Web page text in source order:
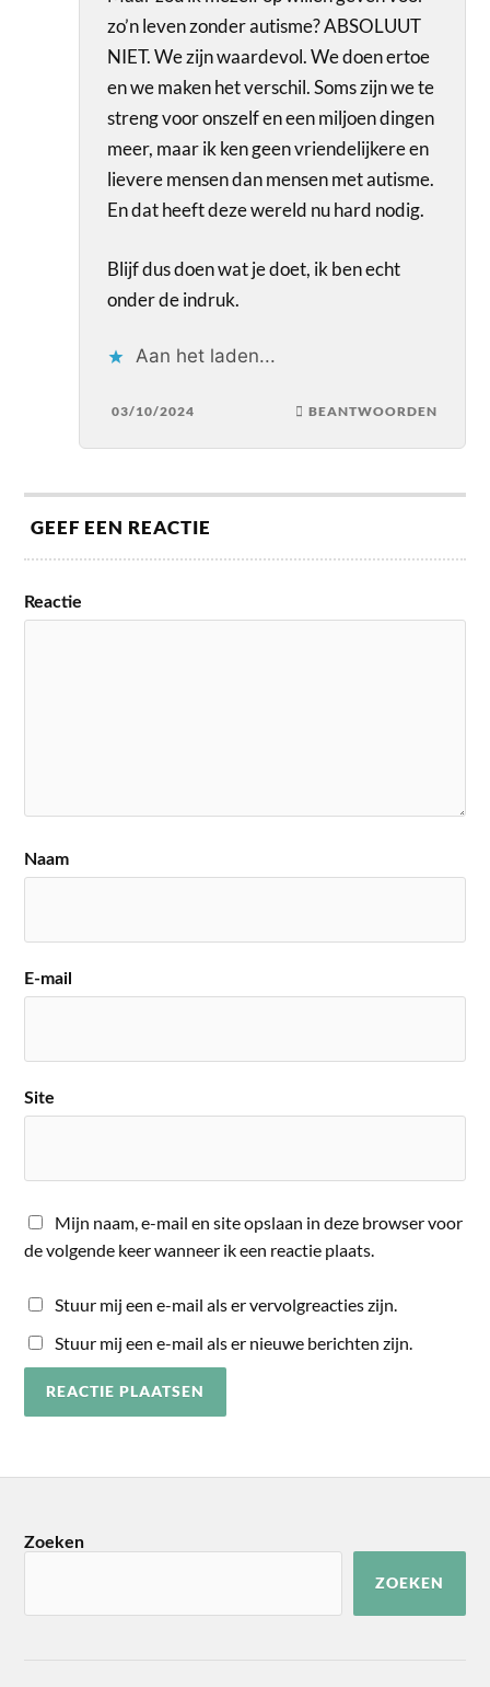
zo’n leven zonder autisme? ABSOLUUT
NIET. We zijn waardevol. We doen ertoe
en we maken het verschil. Soms zijn we te
streng voor onszelf en een miljoen dingen
meer, maar ik ken geen vriendelijkere en
lievere mensen dan mensen met autisme.
En dat heeft deze wereld nu hard nodig.
Blijf dus doen wat je doet, ik ben echt
onder de indruk.
Aan het laden...
03/10/2024 BEANTWOORDEN
GEEF EEN REACTIE
Reactie
Naam
E-mail
Site
Mijn naam, e-mail en site opslaan in deze browser voor
de volgende keer wanneer ik een reactie plaats.
Stuur mij een e-mail als er vervolgreacties zijn.
Stuur mij een e-mail als er nieuwe berichten zijn.
Zoeken
ZOEKEN